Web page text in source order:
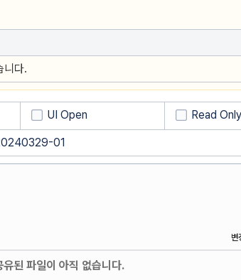
니다.
UI Open Read Only
01
변
유된 파일이 아직 없습니다.